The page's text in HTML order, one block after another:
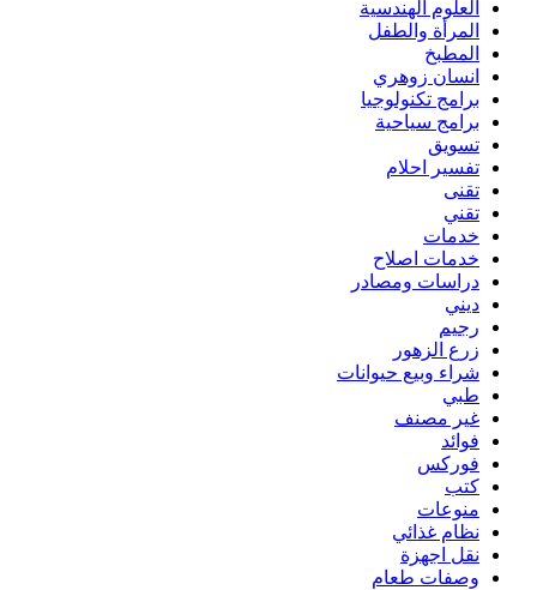
العلوم الهندسية
المرأة والطفل
المطبخ
انسان زوهري
برامج تكنولوجيا
برامج سياحية
تسويق
تفسير احلام
تقنى
تقني
خدمات
خدمات اصلاح
دراسات ومصادر
ديني
رجيم
زرع الزهور
شراء وبيع حيوانات
طبي
غير مصنف
فوائد
فوركس
كتب
منوعات
نظام غذائي
نقل اجهزة
وصفات طعام